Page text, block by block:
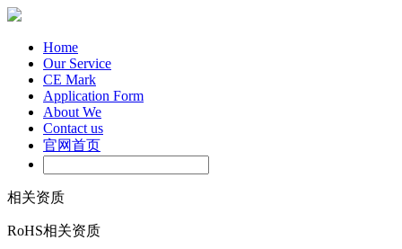
Home
Our Service
CE Mark
Application Form
About We
Contact us
官网首页
相关资质
RoHS相关资质